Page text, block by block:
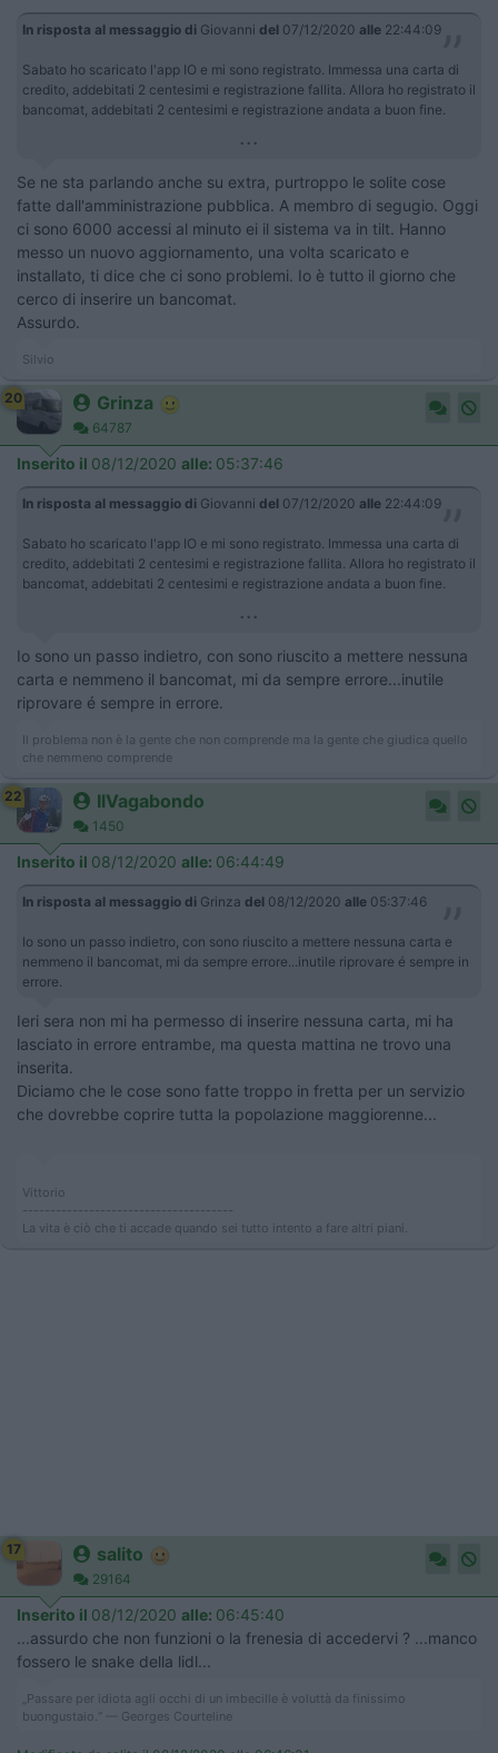
In risposta al messaggio di Giovanni del 07/12/2020 alle 22:44:09
Sabato ho scaricato l'app IO e mi sono registrato. Immessa una carta di
credito, addebitati 2 centesimi e registrazione fallita. Allora ho registrato il
bancomat, addebitati 2 centesimi e registrazione andata a buon fine.
...
Se ne sta parlando anche su extra, purtroppo le solite cose
fatte dall'amministrazione pubblica. A membro di segugio. Oggi
ci sono 6000 accessi al minuto ei il sistema va in tilt. Hanno
messo un nuovo aggiornamento, una volta scaricato e
installato, ti dice che ci sono problemi. Io è tutto il giorno che
cerco di inserire un bancomat.
Assurdo.
Silvio
20 Grinza
64787
Inserito il 08/12/2020 alle: 05:37:46
In risposta al messaggio di Giovanni del 07/12/2020 alle 22:44:09
Sabato ho scaricato l'app IO e mi sono registrato. Immessa una carta di
credito, addebitati 2 centesimi e registrazione fallita. Allora ho registrato il
bancomat, addebitati 2 centesimi e registrazione andata a buon fine.
...
Io sono un passo indietro, con sono riuscito a mettere nessuna
carta e nemmeno il bancomat, mi da sempre errore...inutile
riprovare é sempre in errore.
Il problema non è la gente che non comprende ma la gente che giudica quello
che nemmeno comprende
22 IlVagabondo
1450
Inserito il 08/12/2020 alle: 06:44:49
In risposta al messaggio di Grinza del 08/12/2020 alle 05:37:46
Io sono un passo indietro, con sono riuscito a mettere nessuna carta e
nemmeno il bancomat, mi da sempre errore...inutile riprovare é sempre in
errore.
Ieri sera non mi ha permesso di inserire nessuna carta, mi ha
lasciato in errore entrambe, ma questa mattina ne trovo una
inserita.
Diciamo che le cose sono fatte troppo in fretta per un servizio
che dovrebbe coprire tutta la popolazione maggiorenne...
Vittorio
--------------------------------------
La vita è ciò che ti accade quando sei tutto intento a fare altri piani.
17 salito
29164
Inserito il 08/12/2020 alle: 06:45:40
...assurdo che non funzioni o la frenesia di accedervi ? ...manco
fossero le snake della lidl...
„Passare per idiota agli occhi di un imbecille è voluttà da finissimo
buongustaio.“ — Georges Courteline